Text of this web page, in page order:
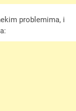
problemima, i